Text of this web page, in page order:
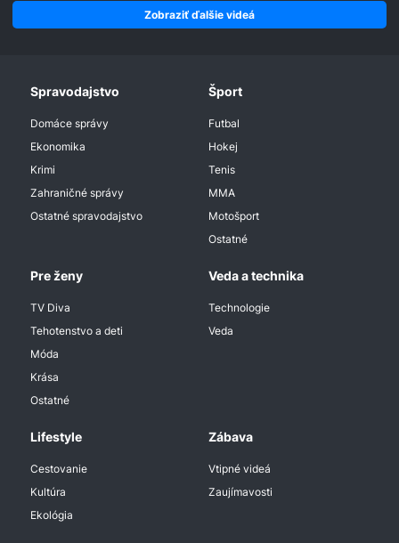
Zobraziť ďalšie videá
Spravodajstvo
Domáce správy
Ekonomika
Krimi
Zahraničné správy
Ostatné spravodajstvo
Šport
Futbal
Hokej
Tenis
MMA
Motošport
Ostatné
Pre ženy
TV Diva
Tehotenstvo a deti
Móda
Krása
Ostatné
Veda a technika
Technologie
Veda
Lifestyle
Cestovanie
Kultúra
Ekológia
Zábava
Vtipné videá
Zaujímavosti